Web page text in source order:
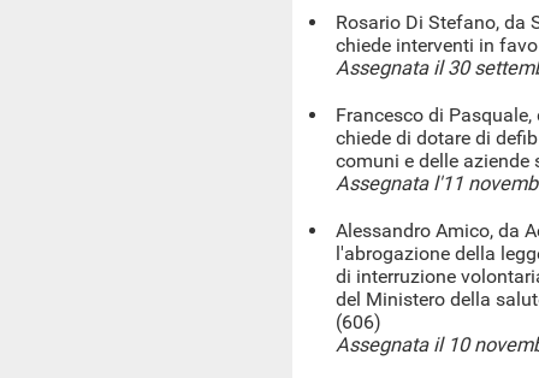
Rosario Di Stefano, da
chiede interventi in
Assegnata il 30
Francesco di
chiede di dotare di
comuni e delle
Assegnata l'11
Alessandro Amico, da
l'abrogazione della
di interruzione
del Ministero della
(606)
Assegnata il 10